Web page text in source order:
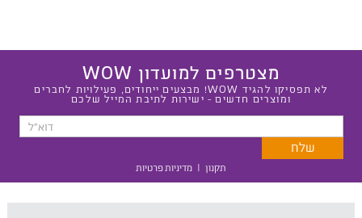
מצטרפים למועדון WOW
לא תפסיקו להגיד WOW! מבצעים ייחודים, פעילויות לחברים
ומוצרים חדשים - ישירות לתיבת המייל שלכם
תקנון | מדיניות פרטיות